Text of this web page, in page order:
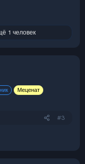
1 человек
Меценат
#3